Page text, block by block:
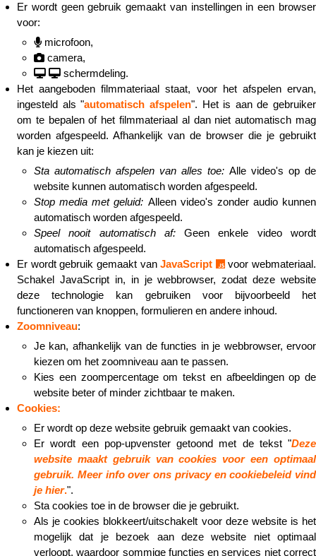
Er wordt geen gebruik gemaakt van instellingen in een browser
voor:
microfoon,
camera,
schermdeling.
Het aangeboden filmmateriaal staat, voor het afspelen ervan,
ingesteld als "automatisch afspelen". Het is aan de gebruiker
om te bepalen of het filmmateriaal al dan niet automatisch mag
worden afgespeeld. Afhankelijk van de browser die je gebruikt
kan je kiezen uit:
Sta automatisch afspelen van alles toe: Alle video's op de
website kunnen automatisch worden afgespeeld.
Stop media met geluid: Alleen video's zonder audio kunnen
automatisch worden afgespeeld.
Speel nooit automatisch af:Geen enkele video wordt
automatisch afgespeeld.
Er wordt gebruik gemaakt vanJavaScript
voor webmateriaal.
Schakel JavaScript in, in je webbrowser, zodat deze website
deze technologie kan gebruiken voor bijvoorbeeld het
functioneren van knoppen, formulieren en andere inhoud.
Zoomniveau:
Je kan, afhankelijk van de functies in je webbrowser, ervoor
kiezen om het zoomniveau aan te passen.
Kies een zoompercentage om tekst en afbeeldingen op de
website beter of minder zichtbaar te maken.
Cookies:
Er wordt op deze website gebruik gemaakt van cookies.
Er wordt een pop-upvenster getoond met de tekst "Deze
website maakt gebruik van cookies voor een optimaal
gebruik. Meer info over ons privacy en cookiebeleid vind
je hier.".
Sta cookies toe in de browser die je gebruikt.
Als je cookies blokkeert/uitschakelt voor deze website is het
mogelijk dat je bezoek aan deze website niet optimaal
verloopt, waardoor sommige functies en services niet correct